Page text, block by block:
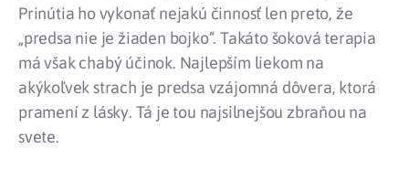
Prinútia ho vykonať nejakú činnosť len preto, že
„predsa nie je žiaden bojko“. Takáto šoková terapia
má však chabý účinok. Najlepším liekom na
akýkoľvek strach je predsa vzájomná dôvera, ktorá
pramení z lásky. Tá je tou najsilnejšou zbraňou na
svete.